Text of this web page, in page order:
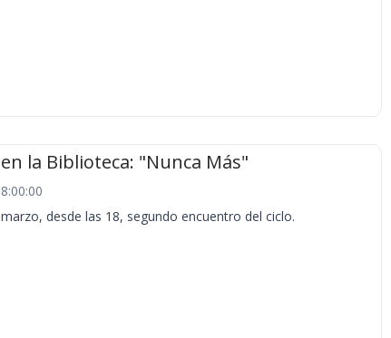
la Biblioteca: "Nunca Más"
marzo, desde las 18, segundo encuentro del ciclo.